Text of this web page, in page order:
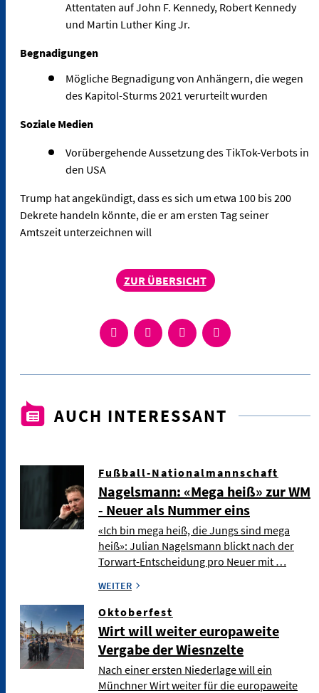
Attentaten auf John F. Kennedy, Robert Kennedy
und Martin Luther King Jr.
Begnadigungen
Mögliche Begnadigung von Anhängern, die wegen
des Kapitol-Sturms 2021 verurteilt wurden
Soziale Medien
Vorübergehende Aussetzung des TikTok-Verbots in
den USA
Trump hat angekündigt, dass es sich um etwa 100 bis 200
Dekrete handeln könnte, die er am ersten Tag seiner
Amtszeit unterzeichnen will
ZUR ÜBERSICHT
AUCH INTERESSANT
Fußball-Nationalmannschaft
Nagelsmann: «Mega heiß» zur WM
- Neuer als Nummer eins
«Ich bin mega heiß, die Jungs sind mega
heiß»: Julian Nagelsmann blickt nach der
Torwart-Entscheidung pro Neuer mit …
WEITER
Oktoberfest
Wirt will weiter europaweite
Vergabe der Wiesnzelte
Nach einer ersten Niederlage will ein
Münchner Wirt weiter für die europaweite